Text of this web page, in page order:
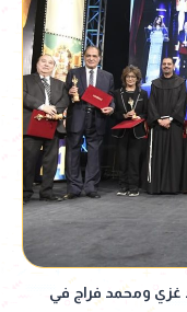
غزي ومحمد فراج في